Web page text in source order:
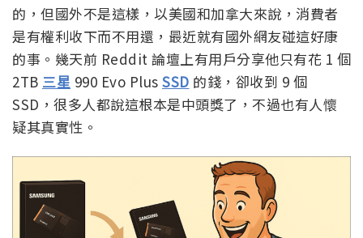
的，但國外不是這樣，以美國和加拿大來說，消費者
是有權利收下而不用還，最近就有國外網友碰這好康
的事。幾天前 Reddit 論壇上有用戶分享他只有花 1 個
2TB 三星 990 Evo Plus SSD 的錢，卻收到 9 個
SSD，很多人都說這根本是中頭獎了，不過也有人懷
疑其真實性。